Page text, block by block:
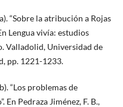
“Sobre la atribución a Rojas
Lengua vivía: estudios
Valladolid, Universidad de
pp. 1221-1233.
“Los problemas de
Pedraza Jiménez, F. B.,